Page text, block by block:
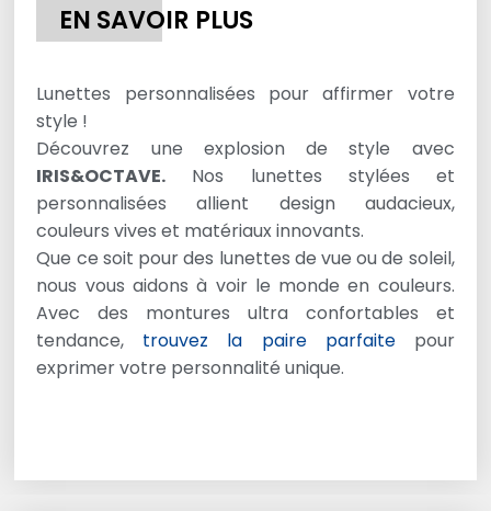
EN SAVOIR PLUS
Lunettes personnalisées pour affirmer votre
style !
Découvrez une explosion de style avec
IRIS&OCTAVE. Nos lunettes stylées et
personnalisées allient design audacieux,
couleurs vives et matériaux innovants.
Que ce soit pour des lunettes de vue ou de soleil,
nous vous aidons à voir le monde en couleurs.
Avec des montures ultra confortables et
tendance, trouvez la paire parfaitepour
exprimer votre personnalité unique.